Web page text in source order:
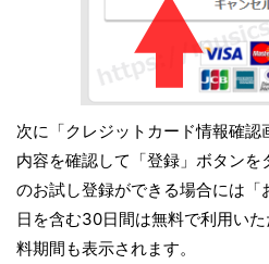
次に「クレジットカード情報確認
内容を確認して「登録」ボタン
のお試し登録ができる場合には
日を含む30日間は無料で利用い
料期間も表示されます。